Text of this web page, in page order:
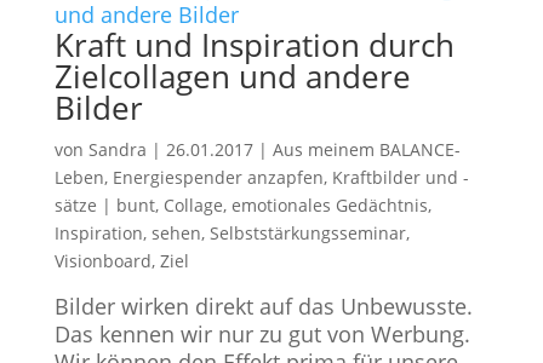
Kraft und Inspiration durch
Zielcollagen und andere
Bilder
von Sandra | 26.01.2017| Aus meinem BALANCE-
Leben, Energiespender anzapfen, Kraftbilder und -
sätze | bunt, Collage, emotionales Gedächtnis,
Inspiration, sehen, Selbststärkungsseminar,
Visionboard, Ziel
Bilder wirken direkt auf das Unbewusste.
Das kennen wir nur zu gut von Werbung.